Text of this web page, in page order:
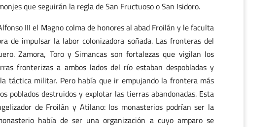
que seguirán la regla de San Fructuoso o San Isidoro.
III el Magno colma de honores al abad Froilán y le faculta
de impulsar la labor colonizadora soñada. Las fronteras del
Zamora, Toro y Simancas son fortalezas que vigilan los
fronterizas a ambos lados del río estaban despobladas y
táctica militar. Pero había que ir empujando la frontera más
poblados destruidos y explotar las tierras abandonadas. Esta
de Froilán y Atilano: los monasterios podrían ser la
había de ser una organización a cuyo amparo se